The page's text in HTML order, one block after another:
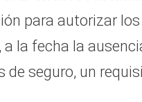
para autorizar
la fecha la
seguro, un